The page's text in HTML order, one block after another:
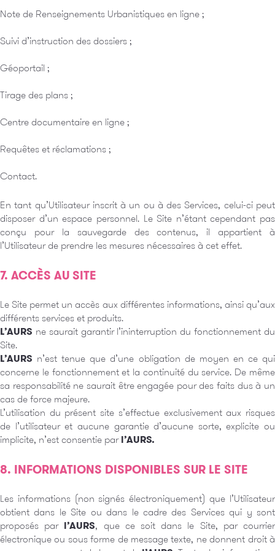
Note de Renseignements Urbanistiques en ligne ;
Suivi d’instruction des dossiers ;
Géoportail ;
Tirage des plans ;
Centre documentaire en ligne ;
Requêtes et réclamations ;
Contact.
En tant qu’Utilisateur inscrit à un ou à des Services, celui-ci peut
disposer d’un espace personnel. Le Site n’étant cependant pas
conçu pour la sauvegarde des contenus, il appartient à
l’Utilisateur de prendre les mesures nécessaires à cet effet.
7. ACCÈS AU SITE
Le Site permet un accès aux différentes informations, ainsi qu’aux
différents services et produits.
L’AURS ne saurait garantir l’ininterruption du fonctionnement du
Site.
L’AURS n’est tenue que d’une obligation de moyen en ce qui
concerne le fonctionnement et la continuité du service. De même
sa responsabilité ne saurait être engagée pour des faits dus à un
cas de force majeure.
L’utilisation du présent site s’effectue exclusivement aux risques
de l’utilisateur et aucune garantie d’aucune sorte, explicite ou
implicite, n’est consentie parl’AURS.
8. INFORMATIONS DISPONIBLES SUR LE SITE
Les informations (non signés électroniquement) que l’Utilisateur
obtient dans le Site ou dans le cadre des Services qui y sont
proposés par l’AURS, que ce soit dans le Site, par courrier
électronique ou sous forme de message texte, ne donnent droit à